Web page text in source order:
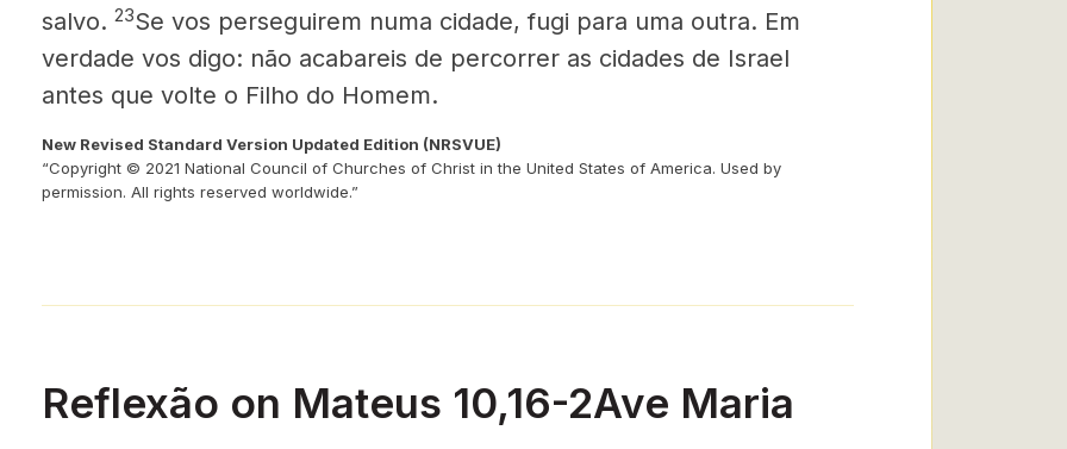
salvo. 23Se vos perseguirem numa cidade, fugi para uma outra. Em
verdade vos digo: não acabareis de percorrer as cidades de Israel
antes que volte o Filho do Homem.
New Revised Standard Version Updated Edition (NRSVUE)
“Copyright © 2021 National Council of Churches of Christ in the United States of America. Used by
permission. All rights reserved worldwide.”
Reflexão on Mateus 10,16-2Ave Maria